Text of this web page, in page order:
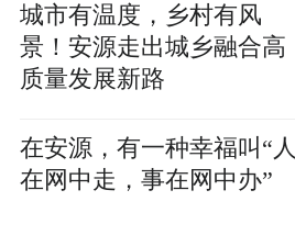
城市有温度，乡村有风
景！安源走出城乡融合高
质量发展新路
在安源，有一种幸福叫“人
在网中走，事在网中办”